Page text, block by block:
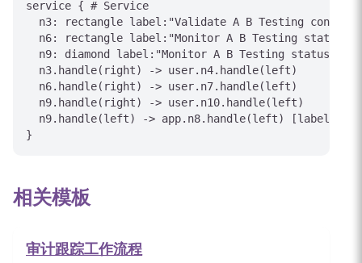
service { # Service
n3: rectangle label:"Validate A B Testing
  n6: rectangle label:"Monitor A B Testing status"
  n9: diamond label:"Monitor A B Testing status"
  n3.handle(right) -> user.n4.handle(left)
  n6.handle(right) -> user.n7.handle(left)
  n9.handle(right) -> user.n10.handle(left)
n9.handle(left) -> app.n8.handle(left)
相关模板
审计跟踪工作流程